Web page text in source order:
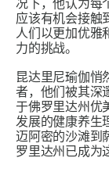
况下，他认为每
应该有机会接触
人们以更加优雅
力的挑战。
昆达里尼瑜伽悄
者，他们被其深
于佛罗里达州优
发展的健康养生
迈阿密的沙滩到
罗里达州已成为